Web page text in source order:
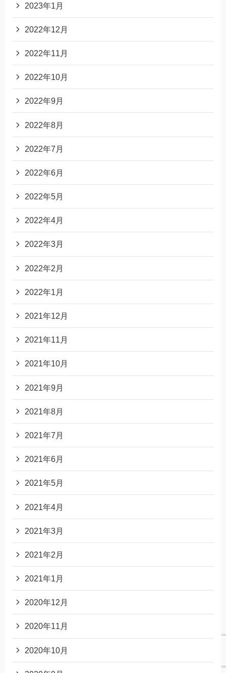
2023年1月
2022年12月
2022年11月
2022年10月
2022年9月
2022年8月
2022年7月
2022年6月
2022年5月
2022年4月
2022年3月
2022年2月
2022年1月
2021年12月
2021年11月
2021年10月
2021年9月
2021年8月
2021年7月
2021年6月
2021年5月
2021年4月
2021年3月
2021年2月
2021年1月
2020年12月
2020年11月
2020年10月